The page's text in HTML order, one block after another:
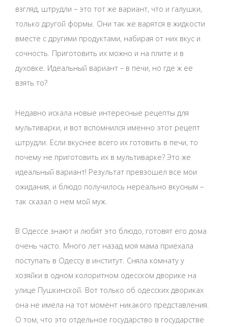
взгляд, штрудли – это тот же вариант, что и галушки,
только другой формы. Они так же варятся в жидкости
вместе с другими продуктами, набирая от них вкус и
сочность. Приготовить их можно и на плите и в
духовке. Идеальный вариант – в печи, но где ж ее
взять то?
Недавно искала новые интересные рецепты для
мультиварки, и вот вспомнился именно этот рецепт
штрудли. Если вкуснее всего их готовить в печи, то
почему не приготовить их в мультиварке? Это же
идеальный вариант! Результат превзошел все мои
ожидания, и блюдо получилось нереально вкусным –
так сказал о нем мой муж.
В Одессе знают и любят это блюдо, готовят его дома
очень часто. Много лет назад моя мама приехала
поступать в Одессу в институт. Сняла комнату у
хозяйки в одном колоритном одесском дворике на
улице Пушкинской. Вот только об одесских двориках
она не имела на тот момент никакого представления.
О том, что это отдельное государство в государстве